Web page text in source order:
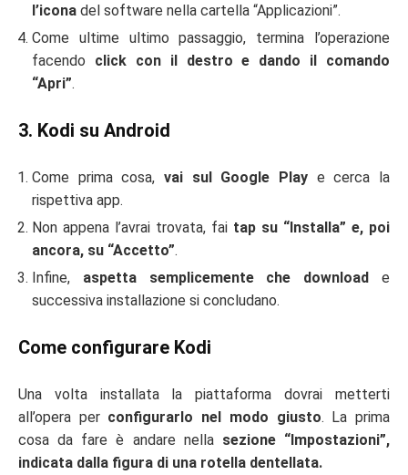
l’icona del software nella cartella “Applicazioni”.
Come ultime ultimo passaggio, termina l’operazione
facendo click con il destro e dando il comando
“Apri”.
3. Kodi su Android
Come prima cosa, vai sul Google Play e cerca la
rispettiva app.
Non appena l’avrai trovata, fai tap su “Installa” e, poi
ancora, su “Accetto”.
Infine, aspetta semplicemente che download e
successiva installazione si concludano.
Come configurare Kodi
Una volta installata la piattaforma dovrai metterti
all’opera per configurarlo nel modo giusto. La prima
cosa da fare è andare nella sezione “Impostazioni”,
indicata dalla figura di una rotella dentellata.